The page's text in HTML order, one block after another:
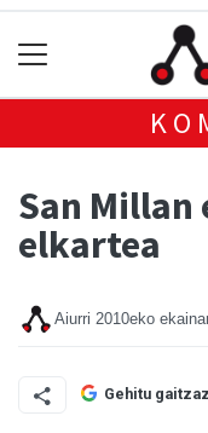
San Millan
elkartea
Aiurri 2010eko
Gehitu